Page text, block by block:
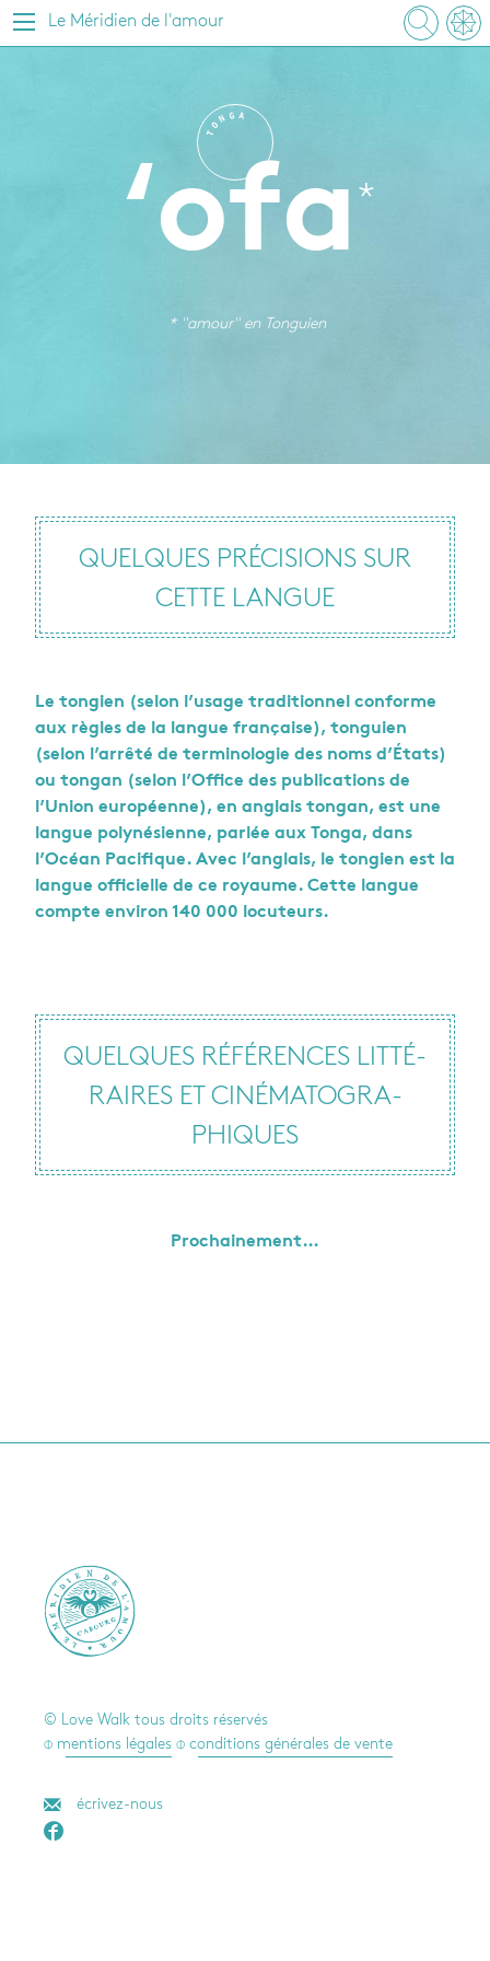
Le Méridien de l'amour
‘ofa
T
O
N G A
* "amour" en Tonguien
QUELQUES PRÉ­CI­SIONS SUR
CETTE LANGUE
Le ton­gien (selon l’usage tra­di­tion­nel conforme
aux règles de la langue fran­çaise), ton­guien
(selon l’ar­rêté de ter­mi­no­lo­gie des noms d’États)
ou ton­gan (selon l’Of­fice des publi­ca­tions de
l’Union euro­péenne), en anglais ton­gan, est une
langue poly­né­sienne, par­lée aux Tonga, dans
l’Océan Paci­fique. Avec l’an­glais, le ton­gien est la
langue offi­cielle de ce royaume. Cette langue
compte envi­ron 140 000 locu­teurs.
QUELQUES RÉFÉ­RENCES LIT­TÉ­
RAIRES ET CINÉ­MA­TO­GRA­
PHIQUES
Pro­chai­ne­ment…

© Love Walk tous droits réservés
⌽ mentions légales ⌽ conditions générales de vente
écrivez-nous